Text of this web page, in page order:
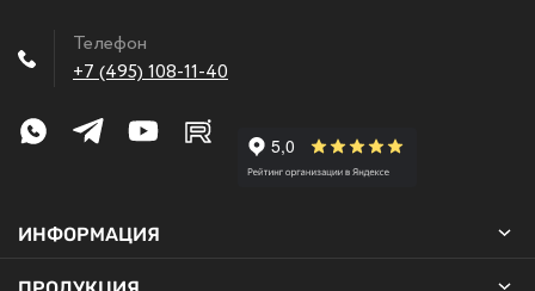
Телефон
+7 (495) 108-11-40
ИНФОРМАЦИЯ